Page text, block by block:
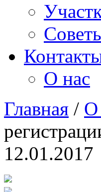
О нас
Главная / О
12.01.2017